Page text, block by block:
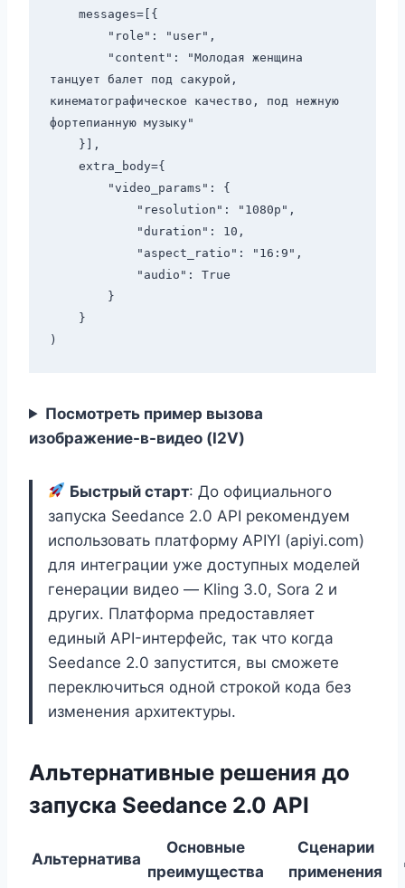
танцует балет под сакурой,
кинематографическое качество, под нежную
фортепианную музыку"
Посмотреть пример вызова
изображение-в-видео (I2V)
Быстрый старт: До официального
запуска Seedance 2.0 API рекомендуем
использовать платформу APIYI (apiyi.com)
для интеграции уже доступных моделей
генерации видео — Kling 3.0, Sora 2 и
других. Платформа предоставляет
единый API-интерфейс, так что когда
Seedance 2.0 запустится, вы сможете
переключиться одной строкой кода без
изменения архитектуры.
Альтернативные решения до
запуска Seedance 2.0 API
Альтернатива
Основные
преимущества
Сценарии
применения